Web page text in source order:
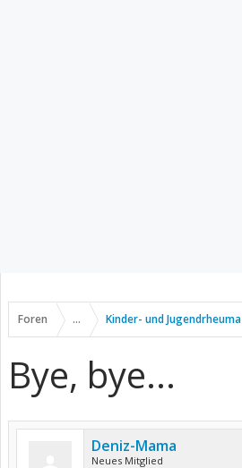
Foren ... Kinder- und Jugendrheuma
Bye, bye...
Deniz-Mama
Neues Mitglied